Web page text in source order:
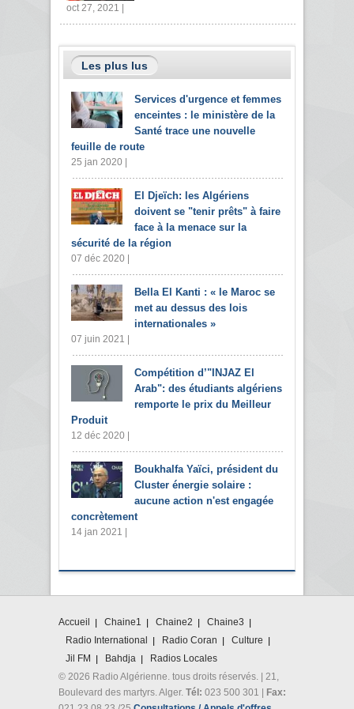
oct 27, 2021 |
Les plus lus
Services d'urgence et femmes
enceintes : le ministère de la
Santé trace une nouvelle
feuille de route
25 jan 2020 |
El Djeïch: les Algériens
doivent se "tenir prêts" à faire
face à la menace sur la
sécurité de la région
07 déc 2020 |
Bella El Kanti : « le Maroc se
met au dessus des lois
internationales »
07 juin 2021 |
Compétition d’"INJAZ El
Arab": des étudiants algériens
remporte le prix du Meilleur
Produit
12 déc 2020 |
Boukhalfa Yaïci, président du
Cluster énergie solaire :
aucune action n'est engagée
concrètement
14 jan 2021 |
Accueil Chaine1 Chaine2
Chaine3
Radio International
Radio Coran
Culture
Jil FM
Bahdja
Radios Locales
© 2026 Radio Algérienne. tous droits réservés. | 21,
Boulevard des martyrs. Alger. Tél: 023 500 301 |
Fax: